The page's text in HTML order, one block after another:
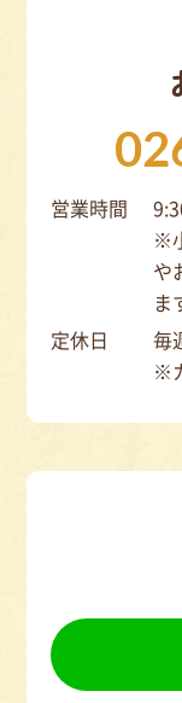
営業時間
※
や
ま
定休日
毎
※